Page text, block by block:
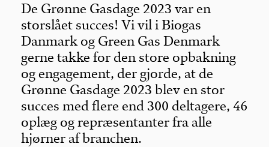
De Grønne Gasdage 2023 var en
storslået succes! Vi vil i Biogas
Danmark og Green Gas Denmark
gerne takke for den store opbakning
og engagement, der gjorde, at de
Grønne Gasdage 2023 blev en stor
succes med flere end 300 deltagere, 46
oplæg og repræsentanter fra alle
hjørner af branchen.